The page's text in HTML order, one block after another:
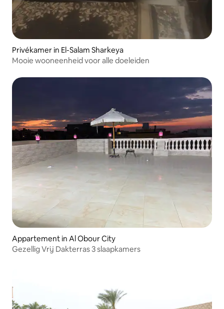
Privékamer in El-Salam Sharkeya
Mooie wooneenheid voor alle doeleiden
Appartement in Al Obour City
Gezellig Vrij Dakterras 3 slaapkamers